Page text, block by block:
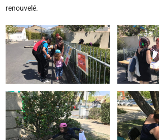
renouvelé.